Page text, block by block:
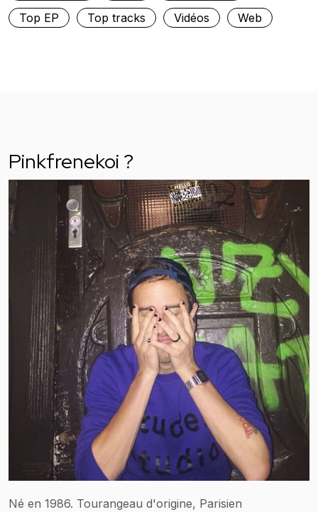
Top EP
Top tracks Vidéos Web
Pinkfrenekoi ?
Né en 1986. Tourangeau d'origine, Parisien